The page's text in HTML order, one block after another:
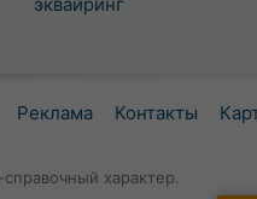
Реклама Контакты
характер.